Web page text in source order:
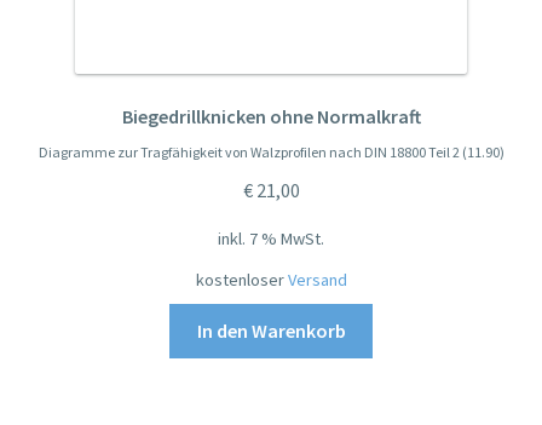
DatenschutzerklärungBiegedrillknicken ohne Normalkraft
Diagramme zur Tragfähigkeit von Walzprofilen nach DIN 18800 Teil 2 (11.90)
€21,00
inkl. 7 % MwSt.
kostenloserVersand
In den Warenkorb